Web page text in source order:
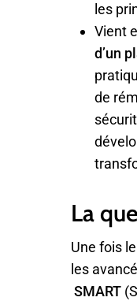
les
Vient
d’un
de
La
Une fois
les
SMART